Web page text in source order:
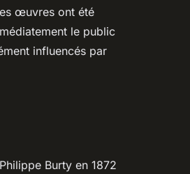
œuvres ont été
le public
influencés par
Burty en 1872